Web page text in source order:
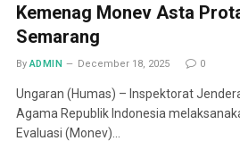
Kemenag Monev Asta
Semarang
By ADMIN December 18, 2025 0
Ungaran (Humas) – Inspektorat
Agama Republik Indonesia
Evaluasi (Monev)…